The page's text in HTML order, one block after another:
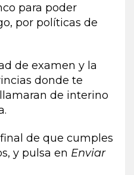
para poder
por políticas de
de examen y la
donde te
de interino
de que cumples
y pulsa en Enviar